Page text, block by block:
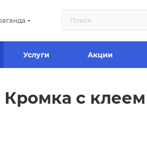
Услуги Акции
с клеем